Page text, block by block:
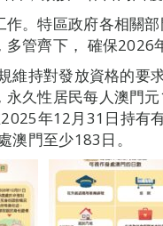
。特區政府各相關
管齊下， 確保2026
維持對發放資格的要
久性居民每人澳門
年12月31日持有
澳門至少183日。